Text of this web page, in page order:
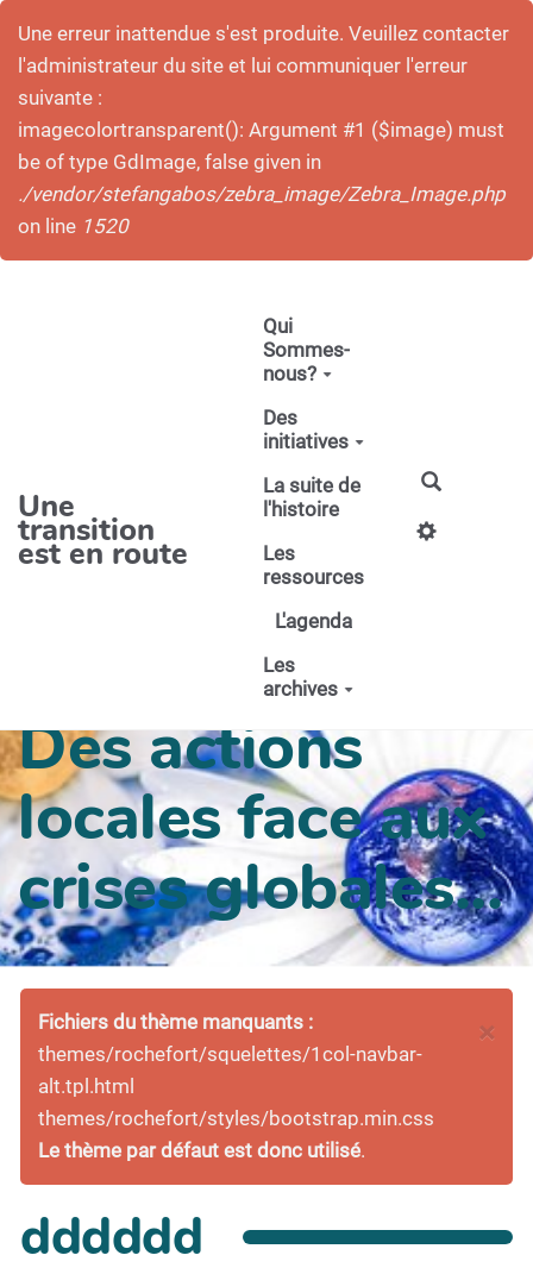
Une erreur inattendue s'est produite. Veuillez contacter
l'administrateur du site et lui communiquer l'erreur
suivante :
imagecolortransparent(): Argument #1 ($image) must
be of type GdImage, false given in
./vendor/stefangabos/zebra_image/Zebra_Image.php
on line 1520
Une
transition
est en route
Qui
Sommes-
nous?
Des
initiatives
La suite de
l'histoire
Les
ressources
L'agenda
Les
archives
Des actions
locales face aux
crises globales...
×
Fichiers du thème manquants :
themes/rochefort/squelettes/1col-navbar-
alt.tpl.html
themes/rochefort/styles/bootstrap.min.css
Le thème par défaut est donc utilisé.
dddddd